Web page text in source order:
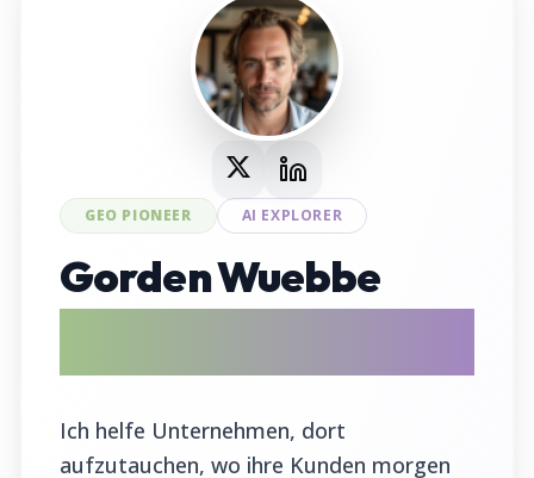
GEO PIONEER AI EXPLORER
Gorden Wuebbe
Ich helfe Unternehmen, dort
aufzutauchen, wo ihre Kunden morgen